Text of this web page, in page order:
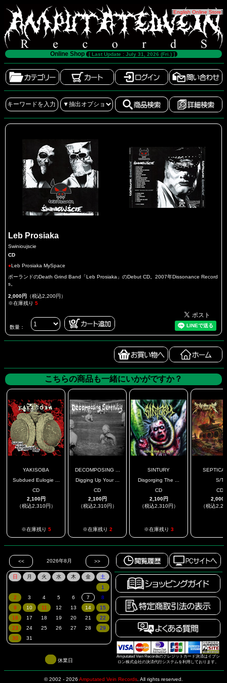
[English Online Store]
Online Shop [ Last Update : July 31, 2026 (Fri.) ]
Leb Prosiaka
Swinioujscie
CD
●Leb Prosiaka MySpace
ポーランドのDeath Grind Band「Leb Prosiaka」のDebut CD。2007年Dissonance Record
s。
2,000円 （税込2,200円）
※在庫残り 5
数量：
こちらの商品も一緒にいかがですか？
YAKISOBA
Subdued Eulogie ...
CD
2,100円
（税込2,310円）
※在庫残り 5
DECOMPOSING ...
Digging Up Your ...
CD
2,100円
（税込2,310円）
※在庫残り 2
SINTURY
Disgorging The ...
CD
2,100円
（税込2,310円）
※在庫残り 3
S/T
CD
2,000
（税込
Amputated Vein Recordsのクレジットカード決済はイプシ
ロン株式会社の決済代行システムを利用しております。
休業日
© 2002 - 2026 Amputated Vein Records All rights reserved.